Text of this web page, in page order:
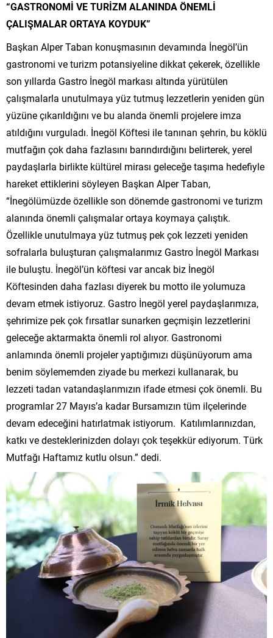
“GASTRONOMİ VE TURİZM ALANINDA ÖNEMLİ
ÇALIŞMALAR ORTAYA KOYDUK”
Başkan Alper Taban konuşmasının devamında İnegöl’ün
gastronomi ve turizm potansiyeline dikkat çekerek, özellikle
son yıllarda Gastro İnegöl markası altında yürütülen
çalışmalarla unutulmaya yüz tutmuş lezzetlerin yeniden gün
yüzüne çıkarıldığını ve bu alanda önemli projelere imza
atıldığını vurguladı. İnegöl Köftesi ile tanınan şehrin, bu köklü
mutfağın çok daha fazlasını barındırdığını belirterek, yerel
paydaşlarla birlikte kültürel mirası geleceğe taşıma hedefiyle
hareket ettiklerini söyleyen Başkan Alper Taban,
“İnegölümüzde özellikle son dönemde gastronomi ve turizm
alanında önemli çalışmalar ortaya koymaya çalıştık.
Özellikle unutulmaya yüz tutmuş pek çok lezzeti yeniden
sofralarla buluşturan çalışmalarımız Gastro İnegöl Markası
ile buluştu. İnegöl’ün köftesi var ancak biz İnegöl
Köftesinden daha fazlası diyerek bu motto ile yolumuza
devam etmek istiyoruz. Gastro İnegöl yerel paydaşlarımıza,
şehrimize pek çok fırsatlar sunarken geçmişin lezzetlerini
geleceğe aktarmakta önemli rol alıyor. Gastronomi
anlamında önemli projeler yaptığımızı düşünüyorum ama
benim söylememden ziyade bu merkezi kullanarak, bu
lezzeti tadan vatandaşlarımızın ifade etmesi çok önemli. Bu
programlar 27 Mayıs’a kadar Bursamızın tüm ilçelerinde
devam edeceğini hatırlatmak istiyorum. Katılımlarınızdan,
katkı ve desteklerinizden dolayı çok teşekkür ediyorum. Türk
Mutfağı Haftamız kutlu olsun.” dedi.